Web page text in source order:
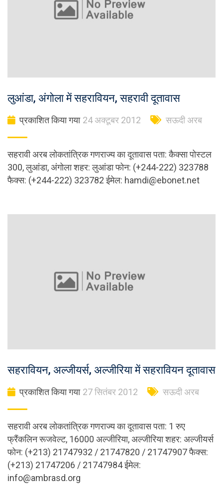
लुआंडा, अंगोला में सहरावियन, सहरावी दूतावास
प्रकाशित किया गया 24 अक्टूबर 2012 सऊदी अरब
सहरावी अरब लोकतांत्रिक गणराज्य का दूतावास पता: कैक्सा पोस्टल
300, लुआंडा, अंगोला शहर: लुआंडा फोन: (+244-222) 323788
फैक्स: (+244-222) 323782 ईमेल: hamdi@ebonet.net
सहरावियन, अल्जीयर्स, अल्जीरिया में सहरावियन दूतावास
प्रकाशित किया गया 27 सितंबर 2012 सऊदी अरब
सहरावी अरब लोकतांत्रिक गणराज्य का दूतावास पता: 1 रुए
फ्रैंकलिन रूजवेल्ट, 16000 अल्जीरिया, अल्जीरिया शहर: अल्जीयर्स
फोन: (+213) 21747932 / 21747820 / 21747907 फैक्स:
(+213) 21747206 / 21747984 ईमेल:
info@ambrasd.org